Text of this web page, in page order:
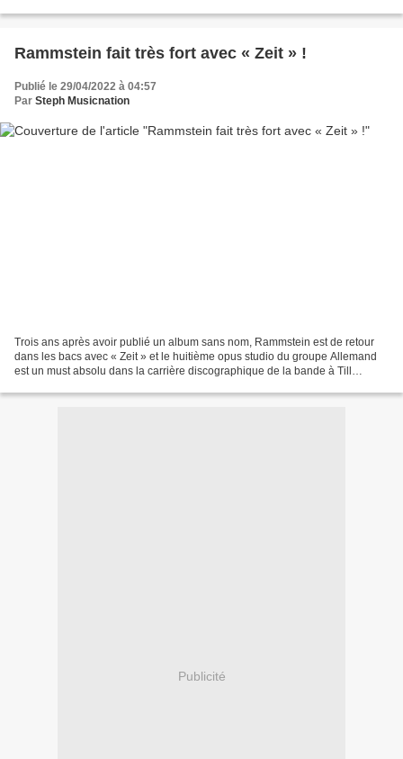
Rammstein fait très fort avec « Zeit » !
Publié le 29/04/2022 à 04:57
Par Steph Musicnation
Trois ans après avoir publié un album sans nom, Rammstein est de retour
dans les bacs avec « Zeit » et le huitième opus studio du groupe Allemand
est un must absolu dans la carrière discographique de la bande à Till
Publicité